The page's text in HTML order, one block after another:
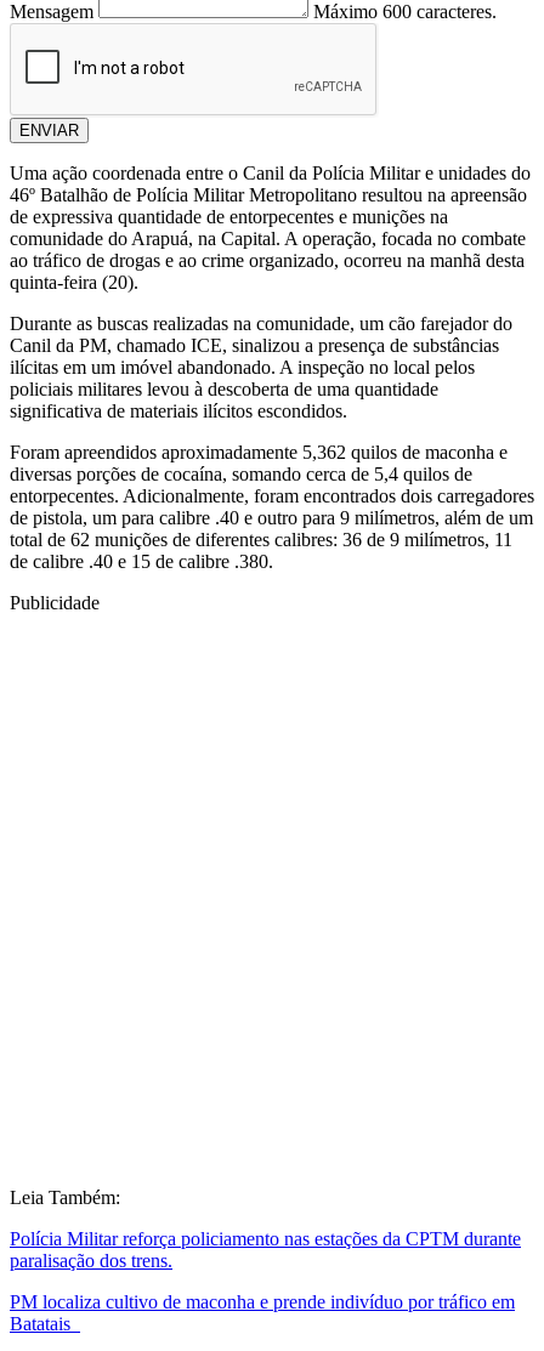
Mensagem Máximo 600 caracteres.
ENVIAR
Uma ação coordenada entre o Canil da Polícia Militar e unidades do
46º Batalhão de Polícia Militar Metropolitano resultou na apreensão
de expressiva quantidade de entorpecentes e munições na
comunidade do Arapuá, na Capital. A operação, focada no combate
ao tráfico de drogas e ao crime organizado, ocorreu na manhã desta
quinta-feira (20).
Durante as buscas realizadas na comunidade, um cão farejador do
Canil da PM, chamado ICE, sinalizou a presença de substâncias
ilícitas em um imóvel abandonado. A inspeção no local pelos
policiais militares levou à descoberta de uma quantidade
significativa de materiais ilícitos escondidos.
Foram apreendidos aproximadamente 5,362 quilos de maconha e
diversas porções de cocaína, somando cerca de 5,4 quilos de
entorpecentes. Adicionalmente, foram encontrados dois carregadores
de pistola, um para calibre .40 e outro para 9 milímetros, além de um
total de 62 munições de diferentes calibres: 36 de 9 milímetros, 11
de calibre .40 e 15 de calibre .380.
Publicidade
Leia Também:
Polícia Militar reforça policiamento nas estações da CPTM durante
paralisação dos trens.
PM localiza cultivo de maconha e prende indivíduo por tráfico em
Batatais